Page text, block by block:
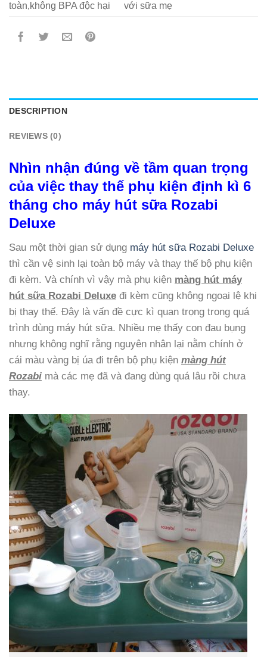
toàn,không BPA độc hại
với sữa mẹ
DESCRIPTION
REVIEWS (0)
Nhìn nhận đúng về tầm quan trọng
của việc thay thế phụ kiện định kì 6
tháng cho máy hút sữa Rozabi
Deluxe
Sau một thời gian sử dụng máy hút sữa Rozabi Deluxe
thì cần vệ sinh lại toàn bộ máy và thay thế bộ phụ kiện
đi kèm. Và chính vì vậy mà phụ kiện màng hút máy
hút sữa Rozabi Deluxe đi kèm cũng không ngoại lệ khi
bị thay thế. Đây là vấn đề cực kì quan trọng trong quá
trình dùng máy hút sữa. Nhiều mẹ thấy con đau bụng
nhưng không nghĩ rằng nguyên nhân lại nằm chính ở
cái màu vàng bị úa đi trên bộ phụ kiện màng hút
Rozabi mà các mẹ đã và đang dùng quá lâu rồi chưa
thay.